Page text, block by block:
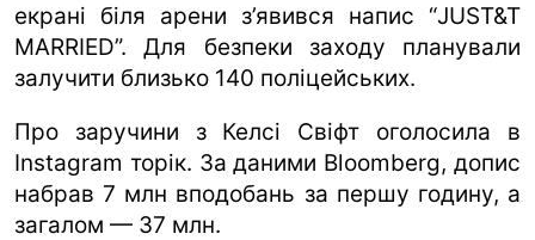
екрані біля арени з’явився напис “JUST&T
MARRIED”. Для безпеки заходу планували
залучити близько 140 поліцейських.
Про заручини з Келсі Свіфт оголосила в
Instagram торік. За даними Bloomberg, допис
набрав 7 млн вподобань за першу годину, а
загалом — 37 млн.